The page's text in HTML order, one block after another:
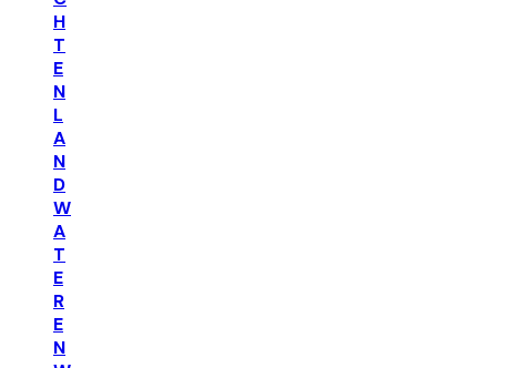
H
T
E
N
L
A
N
D
W
A
T
E
R
E
N